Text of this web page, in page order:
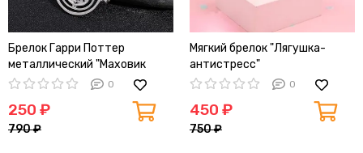
Брелок Гарри Поттер
металлический "Маховик
Времени", 8см (античное
0
250 ₽
790 ₽
Мягкий брелок "Лягушка-
антистресс"
0
450 ₽
750 ₽